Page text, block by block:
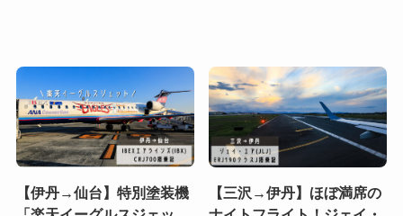
【伊丹→仙台】特別塗装機
【三沢→伊丹】ほぼ満席の